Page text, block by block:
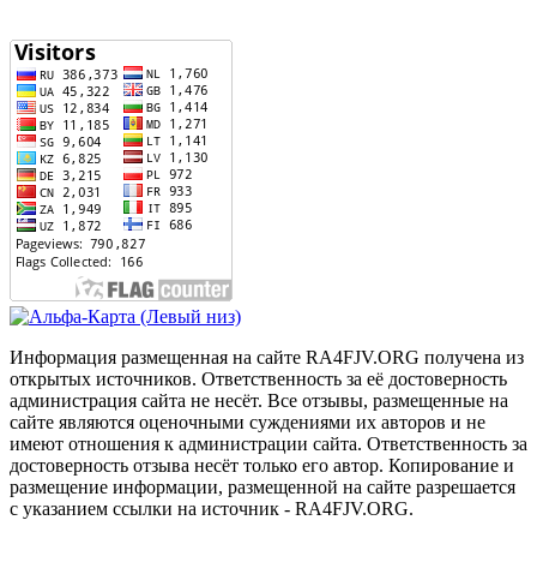
Информация размещенная на сайте RA4FJV.ORG получена из
открытых источников. Ответственность за её достоверность
администрация сайта не несёт. Все отзывы, размещенные на
сайте являются оценочными суждениями их авторов и не
имеют отношения к администрации сайта. Ответственность за
достоверность отзыва несёт только его автор. Копирование и
размещение информации, размещенной на сайте разрешается
с указанием ссылки на источник - RA4FJV.ORG.